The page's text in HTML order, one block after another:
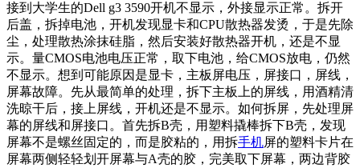
接到大学生的Dell g3 3590开机不显示，外接显示正常。拆开
后盖，拆掉电池，开机发现显卡和CPU散热器发烫，于是先除
尘，处理散热涂抹硅脂，然后安装好散热器开机，还是不显
示。量CMOS电池电压正常，取下电池，给CMOS放电，仍然
不显示。想到可能原因是显卡，主板屏电压，屏接口，屏线，
屏幕故障。先从最简单的处理，拆下主板上的屏线，用酒精清
洗晾干后，接上屏线，开机还是不显示。如何拆屏，先处理屏
幕的屏线和屏接口。首先拆B壳，用塑料撬棒拆下B壳，发现
屏幕不是螺丝固定的，而是胶粘的，用拆手机屏的塑料卡片在
屏幕两侧轻轻划开屏幕与A壳的胶，完美取下屏幕，两边背胶